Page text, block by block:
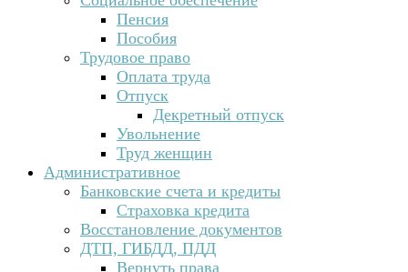
Пенсия
Пособия
Трудовое право
Оплата труда
Отпуск
Декретный отпуск
Увольнение
Труд женщин
Административное
Банковские счета и кредиты
Страховка кредита
Восстановление документов
ДТП, ГИБДД, ПДД
Вернуть права